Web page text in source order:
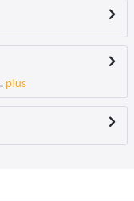
plus